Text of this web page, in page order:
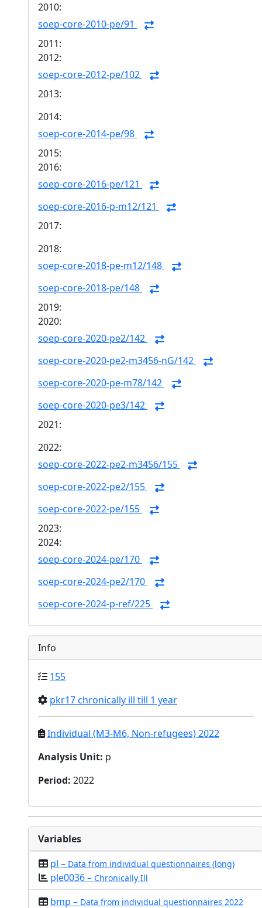
2010:
soep-core-2010-pe/91
2011:
2012:
soep-core-2012-pe/102
2013:
2014:
soep-core-2014-pe/98
2015:
2016:
soep-core-2016-pe/121
soep-core-2016-p-m12/121
2017:
2018:
soep-core-2018-pe-m12/148
soep-core-2018-pe/148
2019:
2020:
soep-core-2020-pe2/142
soep-core-2020-pe2-m3456-nG/142
soep-core-2020-pe-m78/142
soep-core-2020-pe3/142
2021:
2022:
soep-core-2022-pe2-m3456/155
soep-core-2022-pe2/155
soep-core-2022-pe/155
2023:
2024:
soep-core-2024-pe/170
soep-core-2024-pe2/170
soep-core-2024-p-ref/225
Info
155
pkr17 chronically ill till 1 year
Individual (M3-M6, Non-refugees) 2022
Analysis Unit: p
Period: 2022
Variables
pl – Data from individual questionnaires (long)
ple0036 – Chronically Ill
bmp – Data from individual questionnaires 2022